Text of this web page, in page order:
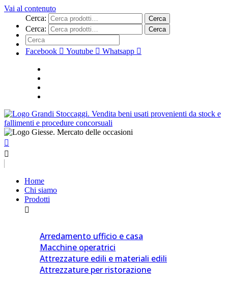
Vai al contenuto
Cerca:
Cerca
Cerca: Cerca
Facebook Youtube Whatsapp
Home
Chi siamo
Prodotti
Arredamento ufficio e casa
Macchine operatrici
Attrezzature edili e materiali edili
Attrezzature per ristorazione